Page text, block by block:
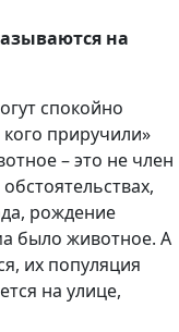
на
спокойно
кого приручили»
– это не член
рождение
было животное. А
их популяция
на улице,